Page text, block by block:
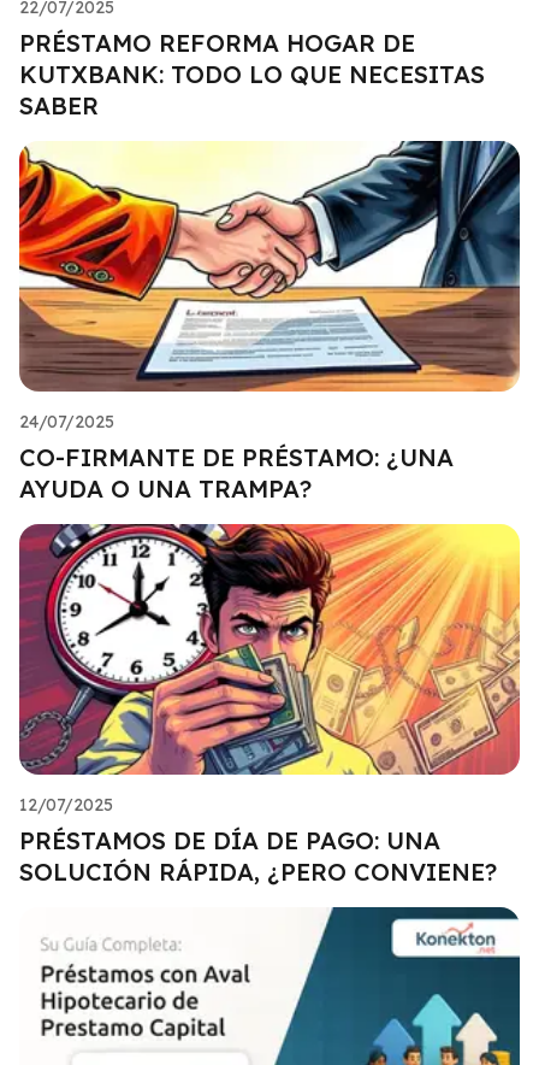
22/07/2025
PRÉSTAMO REFORMA HOGAR DE
KUTXBANK: TODO LO QUE NECESITAS
SABER
24/07/2025
CO-FIRMANTE DE PRÉSTAMO: ¿UNA
AYUDA O UNA TRAMPA?
12/07/2025
PRÉSTAMOS DE DÍA DE PAGO: UNA
SOLUCIÓN RÁPIDA, ¿PERO CONVIENE?